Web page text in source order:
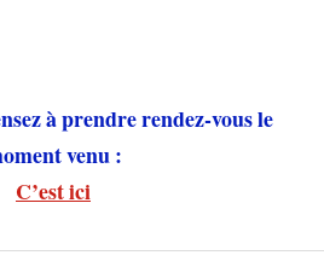
à prendre rendez-vous le
venu :
C’est ici